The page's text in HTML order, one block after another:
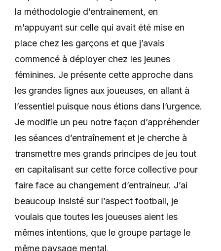
la méthodologie d’entrainement, en
m’appuyant sur celle qui avait été mise en
place chez les garçons et que j’avais
commencé à déployer chez les jeunes
féminines. Je présente cette approche dans
les grandes lignes aux joueuses, en allant à
l’essentiel puisque nous étions dans l’urgence.
Je modifie un peu notre façon d’appréhender
les séances d’entraînement et je cherche à
transmettre mes grands principes de jeu tout
en capitalisant sur cette force collective pour
faire face au changement d’entraineur. J’ai
beaucoup insisté sur l’aspect football, je
voulais que toutes les joueuses aient les
mêmes intentions, que le groupe partage le
même paysage mental.